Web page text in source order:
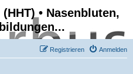
• Nasenbluten,
Anmelden
Registrieren